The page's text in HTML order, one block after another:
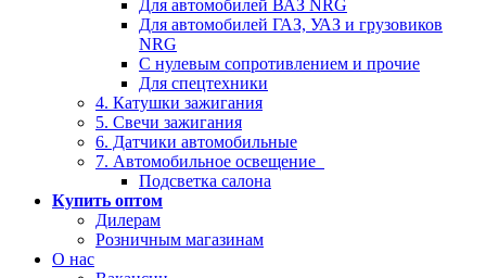
Для автомобилей ВАЗ NRG
Для автомобилей ГАЗ, УАЗ и грузовиков
NRG
С нулевым сопротивлением и прочие
Для спецтехники
4. Катушки зажигания
5. Свечи зажигания
6. Датчики автомобильные
7. Автомобильное освещение
Подсветка салона
Купить оптом
Дилерам
Розничным магазинам
О нас